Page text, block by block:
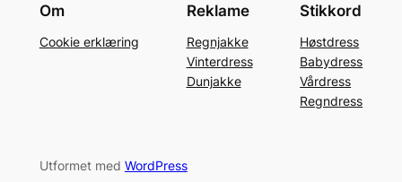
Om
Cookie erklæring
Reklame
Regnjakke
Vinterdress
Dunjakke
Stikkord
Høstdress
Babydress
Vårdress
Regndress
Utformet med WordPress